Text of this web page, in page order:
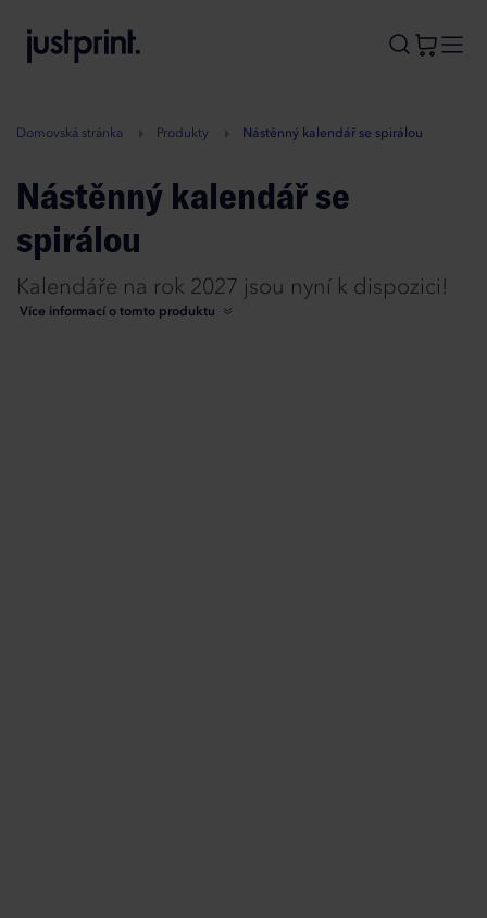
A
Domovská stránka Produkty Nástěnný kalendář se spirálou
Nástěnný kalendář se
spirálou
Kalendáře na rok 2027 jsou nyní k dispozici!
Více informací o tomto produktu